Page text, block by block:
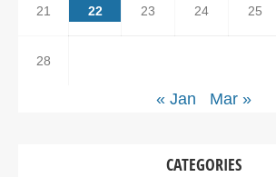
21 22 23 24 25
28
« Jan Mar »
CATEGORIES